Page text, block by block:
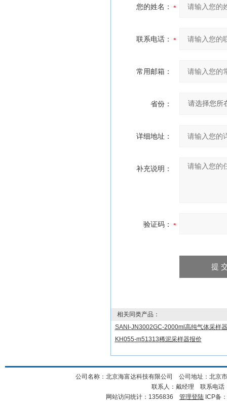
您的姓名：
联系电话：
常用邮箱：
省份：
详细地址：
补充说明：
验证码：
相关同类产品：
SANI-JN3002GC-2000ml高纯气体采样
KH055-m51313稀泥采样器报价
公司名称：北京海富达科技有限公司 公司地址：北京
联系人：戴经理 联系电
网站访问统计：1356836 管理登陆 ICP备：